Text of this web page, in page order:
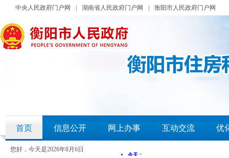
中央人民政府门户网 湖南省人民政府门户网 衡阳市人民政府门户网
首页 信息公开 网上办事 互动交流 优
您好，今天是2026年8月6日